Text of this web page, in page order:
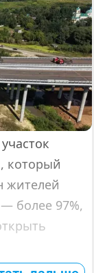
который
жителей
более 97%,